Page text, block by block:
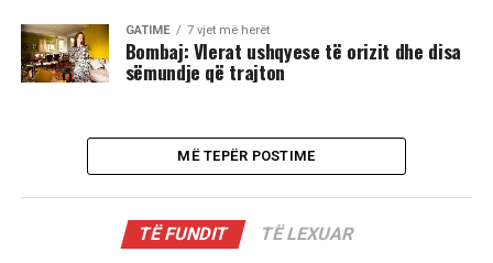
GATIME 7 vjet më herët
Bombaj: Vlerat ushqyese të orizit dhe disa
sëmundje që trajton
MË TEPËR POSTIME
TË FUNDIT TË LEXUAR